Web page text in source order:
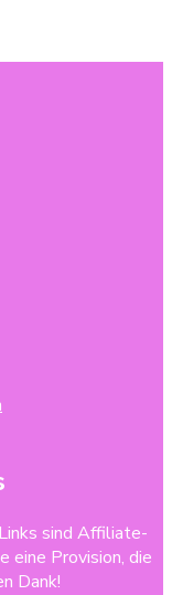
sind Affiliate-
eine Provision, die
Dank!